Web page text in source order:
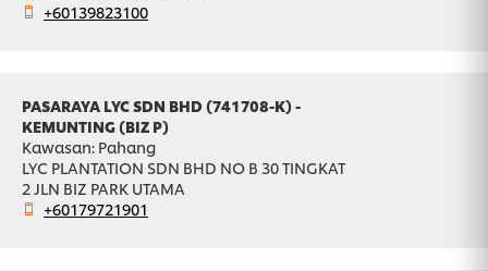
+60139823100
PASARAYA LYC SDN BHD (741708-K) -
KEMUNTING (BIZ P)
Kawasan: Pahang
LYC PLANTATION SDN BHD NO B 30 TINGKAT
2 JLN BIZ PARK UTAMA
+60179721901